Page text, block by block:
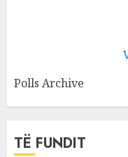
Polls Archive
TË FUNDIT